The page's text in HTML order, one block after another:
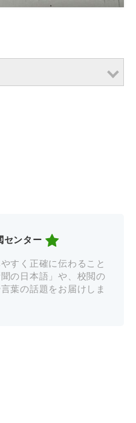
センター
すく正確に伝わること
の日本語」や、校閲の
葉の話題をお届けしま